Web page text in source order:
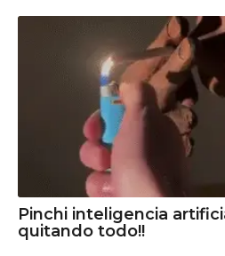
Pinchi inteligencia
quitando todo!!